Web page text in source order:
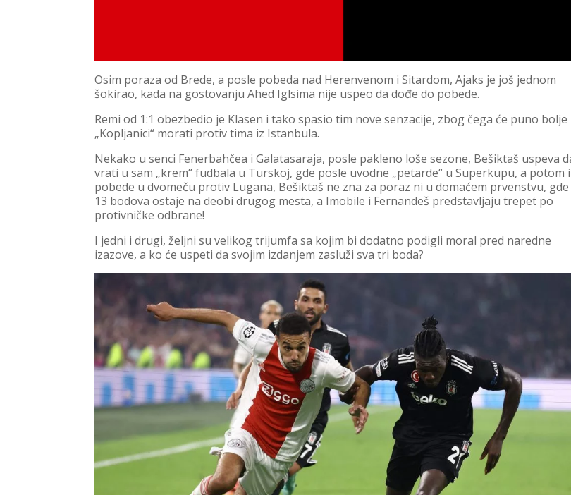
Osim poraza od Brede, a posle pobeda nad Herenvenom i Sitardom, Ajaks je još jednom
šokirao, kada na gostovanju Ahed Iglsima nije uspeo da dođe do pobede.
Remi od 1:1 obezbedio je Klasen i tako spasio tim nove senzacije, zbog čega će puno bolje
„Kopljanici“ morati protiv tima iz Istanbula.
Nekako u senci Fenerbahčea i Galatasaraja, posle pakleno loše sezone, Bešiktaš uspeva
vrati u sam „krem“ fudbala u Turskoj, gde posle uvodne „petarde“ u Superkupu, a potom i
pobede u dvomeču protiv Lugana, Bešiktaš ne zna za poraz ni u domaćem prvenstvu, gde
13 bodova ostaje na deobi drugog mesta, a Imobile i Fernandeš predstavljaju trepet po
protivničke odbrane!
I jedni i drugi, željni su velikog trijumfa sa kojim bi dodatno podigli moral pred naredne
izazove, a ko će uspeti da svojim izdanjem zasluži sva tri boda?